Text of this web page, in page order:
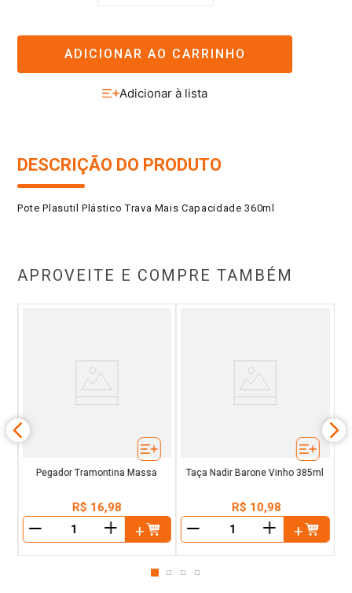
ADICIONAR AO CARRINHO
DESCRIÇÃO DO PRODUTO
Pote Plasutil Plástico Trava Mais Capacidade 360ml
APROVEITE E COMPRE TAMBÉM
Pegador Tramontina Massa
R$ 16,98
＋
Taça Nadir Barone Vinho 385ml
R$ 10,98
＋